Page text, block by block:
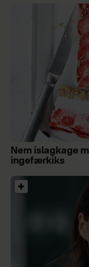
Nem islagkage
ingefærkiks